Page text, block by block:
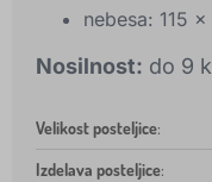
nebesa: 115
Nosilnost: do 9
Velikost posteljice:
Izdelava posteljice: